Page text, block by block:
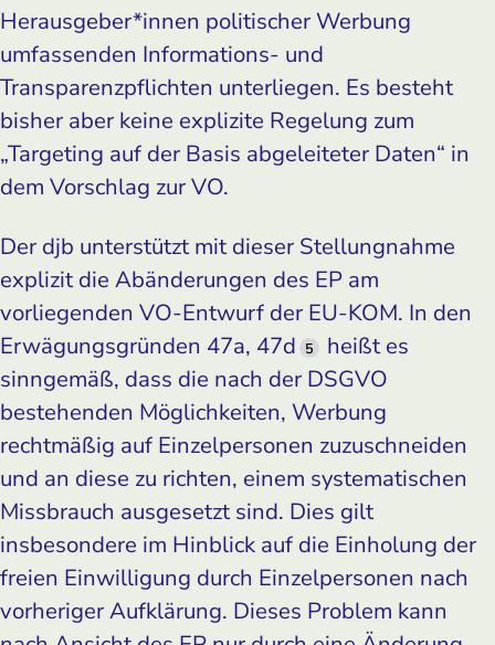
Herausgeber*innen politischer Werbung
umfassenden Informations- und
Transparenzpflichten unterliegen. Es besteht
bisher aber keine explizite Regelung zum
„Targeting auf der Basis abgeleiteter Daten“ in
dem Vorschlag zur VO.
Der djb unterstützt mit dieser Stellungnahme
explizit die Abänderungen des EP am
vorliegenden VO-Entwurf der EU-KOM. In den
Erwägungsgründen 47a, 47d 5
heißt es
sinngemäß, dass die nach der DSGVO
bestehenden Möglichkeiten, Werbung
rechtmäßig auf Einzelpersonen zuzuschneiden
und an diese zu richten, einem systematischen
Missbrauch ausgesetzt sind. Dies gilt
insbesondere im Hinblick auf die Einholung der
freien Einwilligung durch Einzelpersonen nach
vorheriger Aufklärung. Dieses Problem kann